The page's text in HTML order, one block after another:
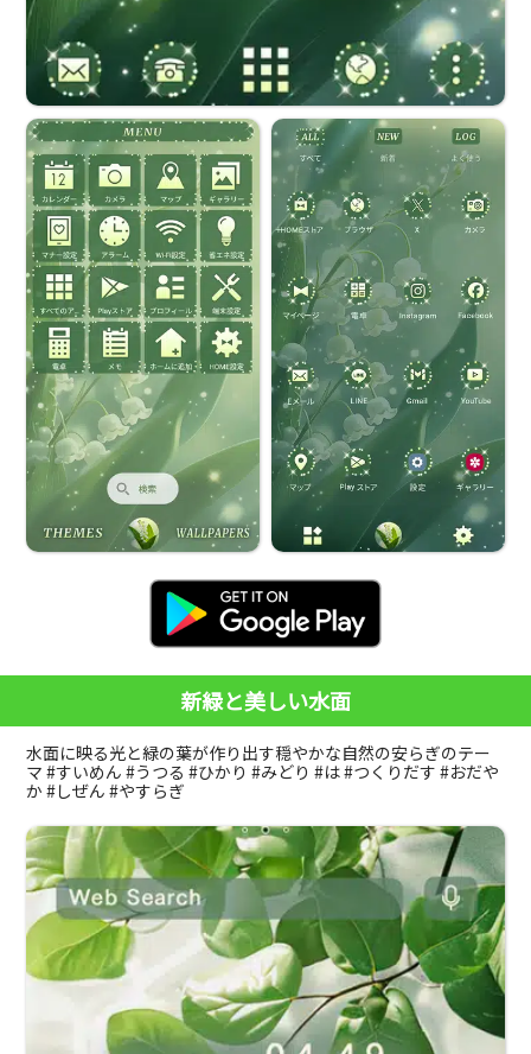
新緑と美しい水面
水面に映る光と緑の葉が作り出す穏やかな自然の安らぎのテー
マ #すいめん #うつる #ひかり #みどり #は #つくりだす #おだや
か #しぜん #やすらぎ